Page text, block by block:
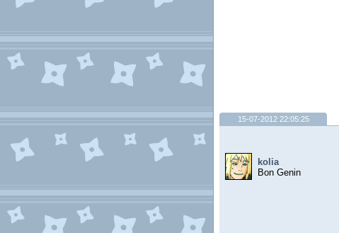
15-07-2012 22:05:25
kolia
Bon Genin